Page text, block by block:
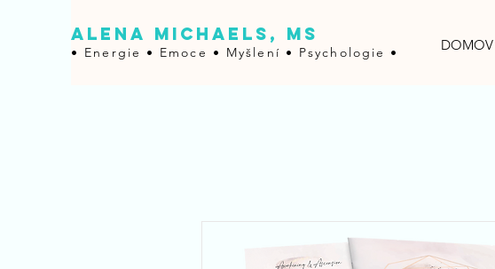
ALENA MICHAELS, MS
• Energie • Emoce • Myšlení • Psychologie • DOMOV